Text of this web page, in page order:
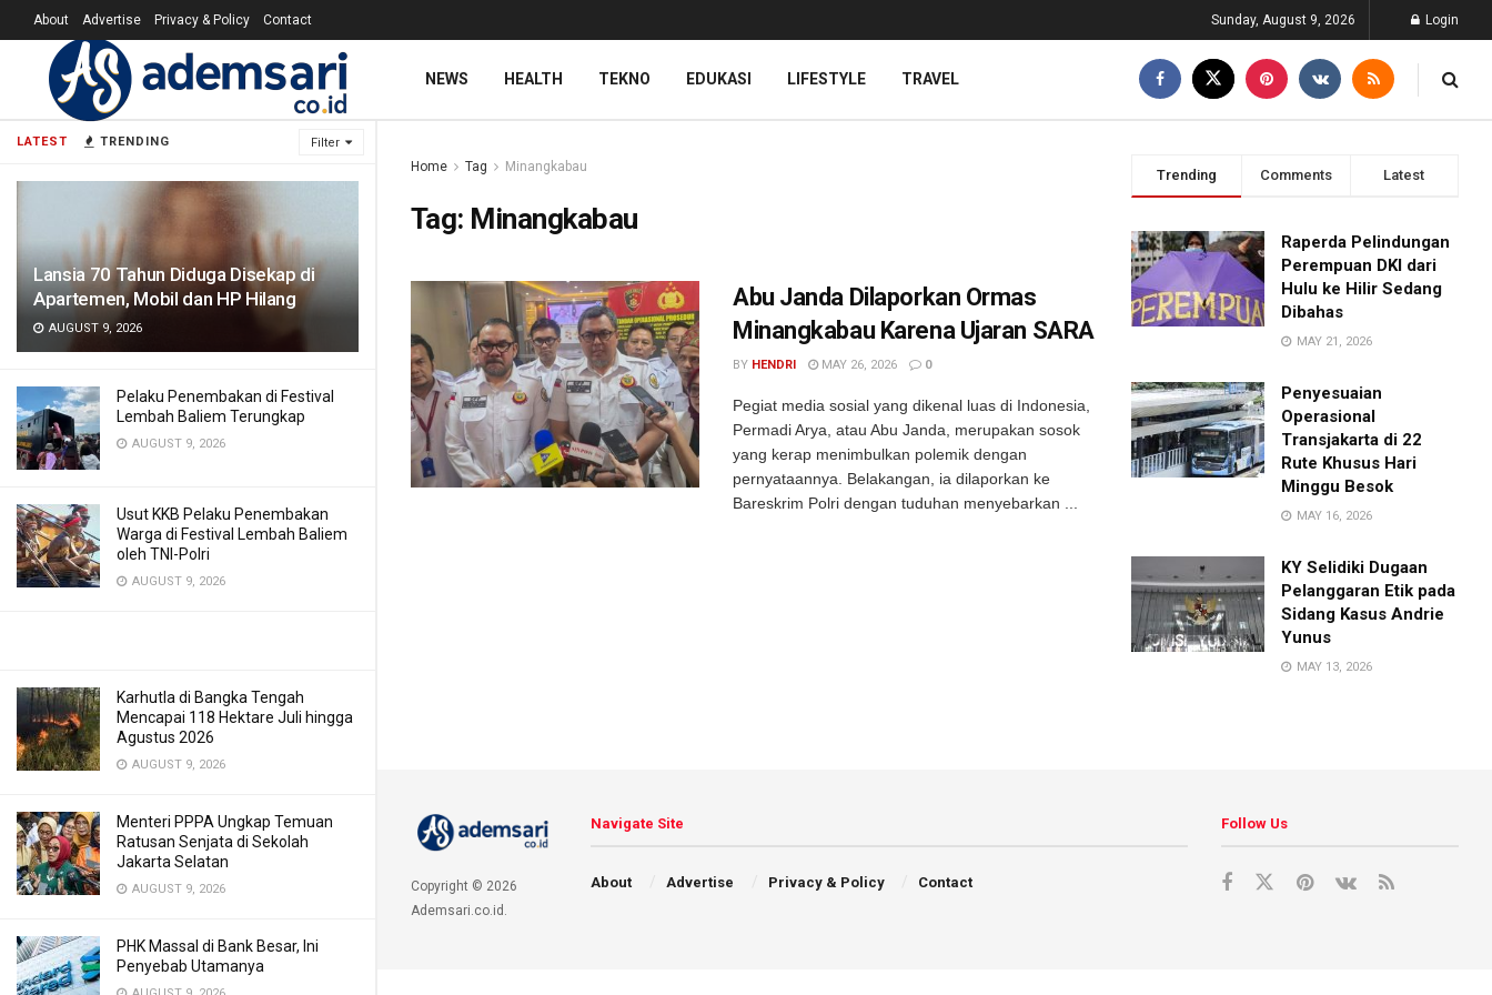
LATEST TRENDING Filter
Lansia 70 Tahun Diduga Disekap di
Apartemen, Mobil dan HP Hilang
AUGUST 9, 2026
Pelaku Penembakan di Festival
Lembah Baliem Terungkap
AUGUST 9, 2026
Usut KKB Pelaku Penembakan
Warga di Festival Lembah Baliem
oleh TNI-Polri
AUGUST 9, 2026
Karhutla di Bangka Tengah
Mencapai 118 Hektare Juli hingga
Agustus 2026
AUGUST 9, 2026
Menteri PPPA Ungkap Temuan
Ratusan Senjata di Sekolah
Jakarta Selatan
AUGUST 9, 2026
PHK Massal di Bank Besar, Ini
Penyebab Utamanya
About Advertise Privacy & Policy Contact Sunday, August 9, 2026 Login
NEWS HEALTH TEKNO EDUKASI LIFESTYLE TRAVEL
Home Tag Minangkabau
Tag: Minangkabau
Abu Janda Dilaporkan Ormas
Minangkabau Karena Ujaran SARA
BY HENDRI MAY 26, 2026 0
Pegiat media sosial yang dikenal luas di Indonesia,
Permadi Arya, atau Abu Janda, merupakan sosok
yang kerap menimbulkan polemik dengan
pernyataannya. Belakangan, ia dilaporkan ke
Bareskrim Polri dengan tuduhan menyebarkan ...
Trending Comments Latest
Raperda Pelindungan
Perempuan DKI dari
Hulu ke Hilir Sedang
Dibahas
MAY 21, 2026
Penyesuaian
Operasional
Transjakarta di 22
Rute Khusus Hari
Minggu Besok
MAY 16, 2026
KY Selidiki Dugaan
Pelanggaran Etik pada
Sidang Kasus Andrie
Yunus
MAY 13, 2026
Copyright © 2026
Ademsari.co.id.
Navigate Site
About Advertise Privacy & Policy Contact
Follow Us